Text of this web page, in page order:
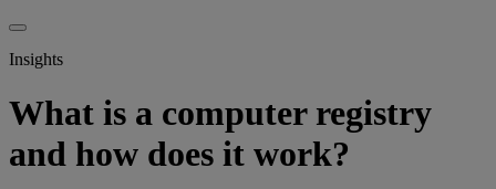
Insights
What is a computer registry
and how does it work?